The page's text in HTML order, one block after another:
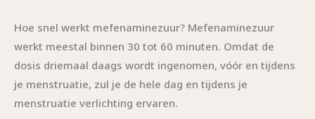
Hoe snel werkt mefenaminezuur? Mefenaminezuur
werkt meestal binnen 30 tot 60 minuten. Omdat de
dosis driemaal daags wordt ingenomen, vóór en tijdens
je menstruatie, zul je de hele dag en tijdens je
menstruatie verlichting ervaren.